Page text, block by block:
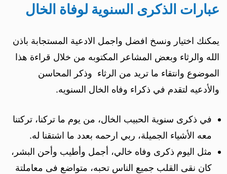
عبارات الذكرى السنوية لوفاة الخال
يمكنك اختيار ونسخ افضل واجمل الادعية المستجابة باذن
الله والرثاء وبعض المشاعر المكتوبه من خلال قراءة هذا
الموضوع وانتقاء ما تريد من الرثاء وذكر المحاسن
والأدعيه لتقدم في ذكراء وفاه الخال السنويه.
في ذكرى سنوية الحبيب الخال، من يوم ما تركنا، تركتنا
معه الأشياء الجميلة، ربي ارحمه بعدد ما اشتقنا له.
مثل اليوم ذكرى وفاه خالي، أجمل وأطيب وأحن البشر،
كان نقى القلب جميع الناس تحبه، متواضع فى معاملتة